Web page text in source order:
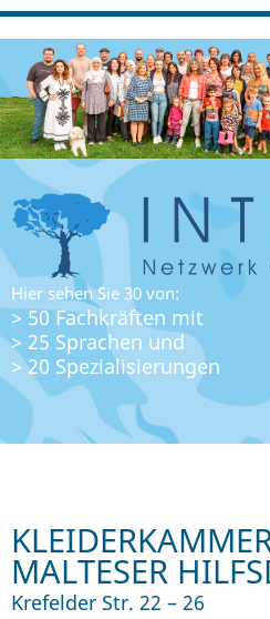
Hier sehen Sie 30 von:
> 50 Fachkräften mit
> 25 Sprachen und
> 20 Spezialisierungen
MALTESER
Krefelder Str. 22 – 26